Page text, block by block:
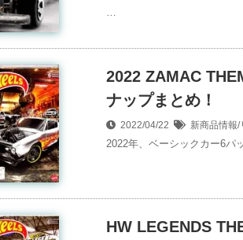
2022 ZAMAC
ナップまとめ！
2022/04/22 新商品情報/
2022年、ベーシックカー6パ
HW LEGENDS